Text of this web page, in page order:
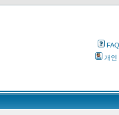
FAQ
개인